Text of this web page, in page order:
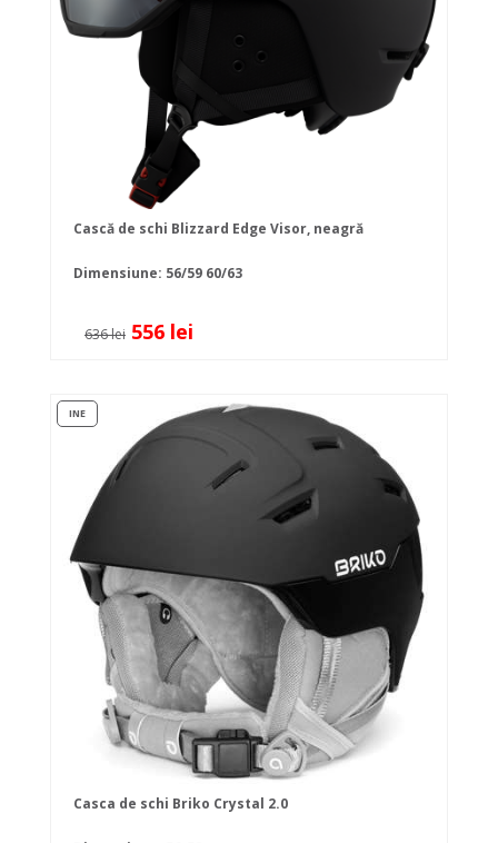
Cască de schi Blizzard Edge Visor, neagră
Dimensiune: 56/59 60/63
636 lei 556 lei
INE
Casca de schi Briko Crystal 2.0